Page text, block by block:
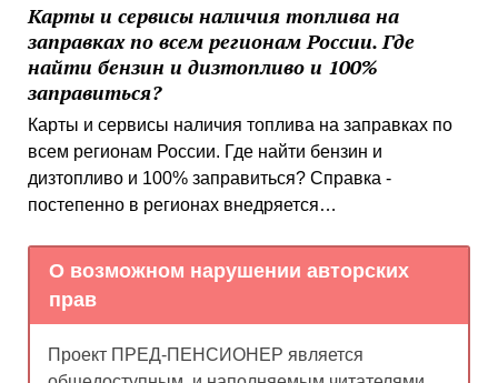
Карты и сервисы наличия топлива на
заправках по всем регионам России. Где
найти бензин и дизтопливо и 100%
заправиться?
Карты и сервисы наличия топлива на заправках по
всем регионам России. Где найти бензин и
дизтопливо и 100% заправиться? Справка -
постепенно в регионах внедряется…
О возможном нарушении авторских
прав
Проект ПРЕД-ПЕНСИОНЕР является